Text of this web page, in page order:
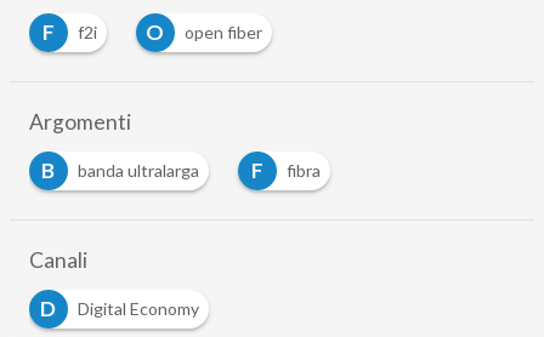
F
f2i O open fiber
Argomenti
B
banda ultralarga F fibra
Canali
D
Digital Economy